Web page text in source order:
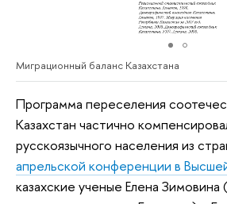
Миграционный баланс Казахстана
Программа переселения
Казахстан частично
русскоязычного населения из
апрельской конференции в
казахские ученые Елена Зимовина